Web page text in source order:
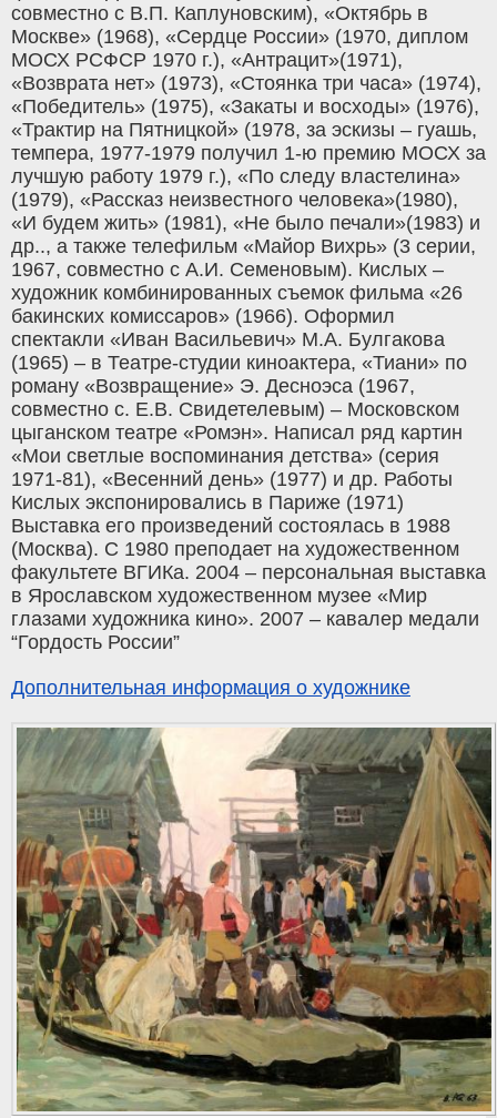
совместно с В.П. Каплуновским), «Октябрь в
Москве» (1968), «Сердце России» (1970, диплом
МОСХ РСФСР 1970 г.), «Антрацит»(1971),
«Возврата нет» (1973), «Стоянка три часа» (1974),
«Победитель» (1975), «Закаты и восходы» (1976),
«Трактир на Пятницкой» (1978, за эскизы – гуашь,
темпера, 1977-1979 получил 1-ю премию МОСХ за
лучшую работу 1979 г.), «По следу властелина»
(1979), «Рассказ неизвестного человека»(1980),
«И будем жить» (1981), «Не было печали»(1983) и
др.., а также телефильм «Майор Вихрь» (3 серии,
1967, совместно с А.И. Семеновым). Кислых –
художник комбинированных съемок фильма «26
бакинских комиссаров» (1966). Оформил
спектакли «Иван Васильевич» М.А. Булгакова
(1965) – в Театре-студии киноактера, «Тиани» по
роману «Возвращение» Э. Десноэса (1967,
совместно с. Е.В. Свидетелевым) – Московском
цыганском театре «Ромэн». Написал ряд картин
«Мои светлые воспоминания детства» (серия
1971-81), «Весенний день» (1977) и др. Работы
Кислых экспонировались в Париже (1971)
Выставка его произведений состоялась в 1988
(Москва). С 1980 преподает на художественном
факультете ВГИКа. 2004 – персональная выставка
в Ярославском художественном музее «Мир
глазами художника кино». 2007 – кавалер медали
“Гордость России”
Дополнительная информация о художнике